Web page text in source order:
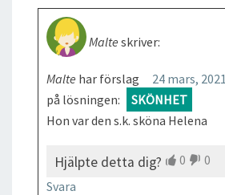
Malte skriver:
24 mars,
Malte har förslag
på lösningen:
SKÖNHET
Hon var den s.k. sköna Helena
Hjälpte detta dig? 0
0
Svara